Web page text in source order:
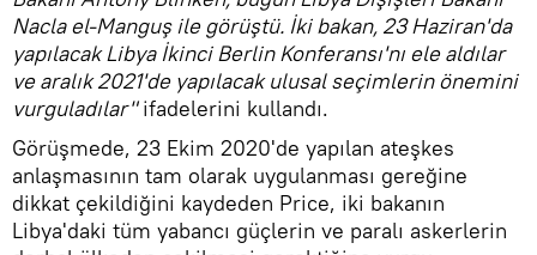
Nacla el-Manguş ile görüştü. İki bakan, 23 Haziran'da
yapılacak Libya İkinci Berlin Konferansı'nı ele aldılar
ve aralık 2021'de yapılacak ulusal seçimlerin önemini
vurguladılar"ifadelerini kullandı.
Görüşmede, 23 Ekim 2020'de yapılan ateşkes
anlaşmasının tam olarak uygulanması gereğine
dikkat çekildiğini kaydeden Price, iki bakanın
Libya'daki tüm yabancı güçlerin ve paralı askerlerin